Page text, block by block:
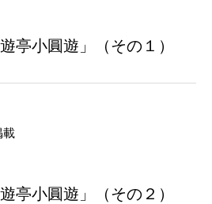
亭小圓遊」（その１）
載
亭小圓遊」（その２）